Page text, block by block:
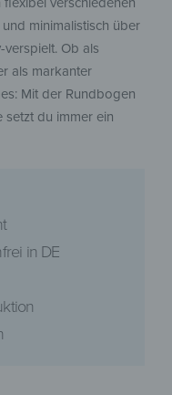
minimalistisch über
Ob als
als markanter
Mit der Rundbogen
setzt du immer ein
in DE